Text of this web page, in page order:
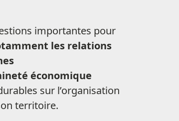
importantes pour
les relations
économique
sur l’organisation
territoire.